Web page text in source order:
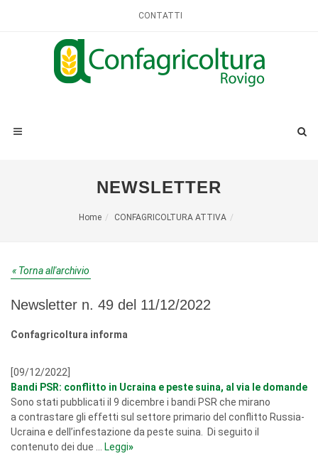
CONTATTI
NEWSLETTER
Home CONFAGRICOLTURA ATTIVA
« Torna all'archivio
Newsletter n. 49 del 11/12/2022
Confagricoltura informa
[09/12/2022]
Bandi PSR: conflitto in Ucraina e peste suina, al via le domande
Sono stati pubblicati il 9 dicembre i bandi PSR che mirano
a contrastare gli effetti sul settore primario del conflitto Russia-
Ucraina e dell’infestazione da peste suina. Di seguito il
contenuto dei due ...
Leggi»